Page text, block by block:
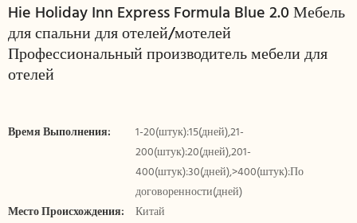
Hie Holiday Inn Express Formula Blue 2.0 Мебель
для спальни для отелей/мотелей
Профессиональный производитель мебели для
отелей
Время Выполнения:
1-20(штук):15(дней),21-
200(штук):20(дней),201-
400(штук):30(дней),>400(штук):По
договоренности(дней)
Место Происхождения:
Китай